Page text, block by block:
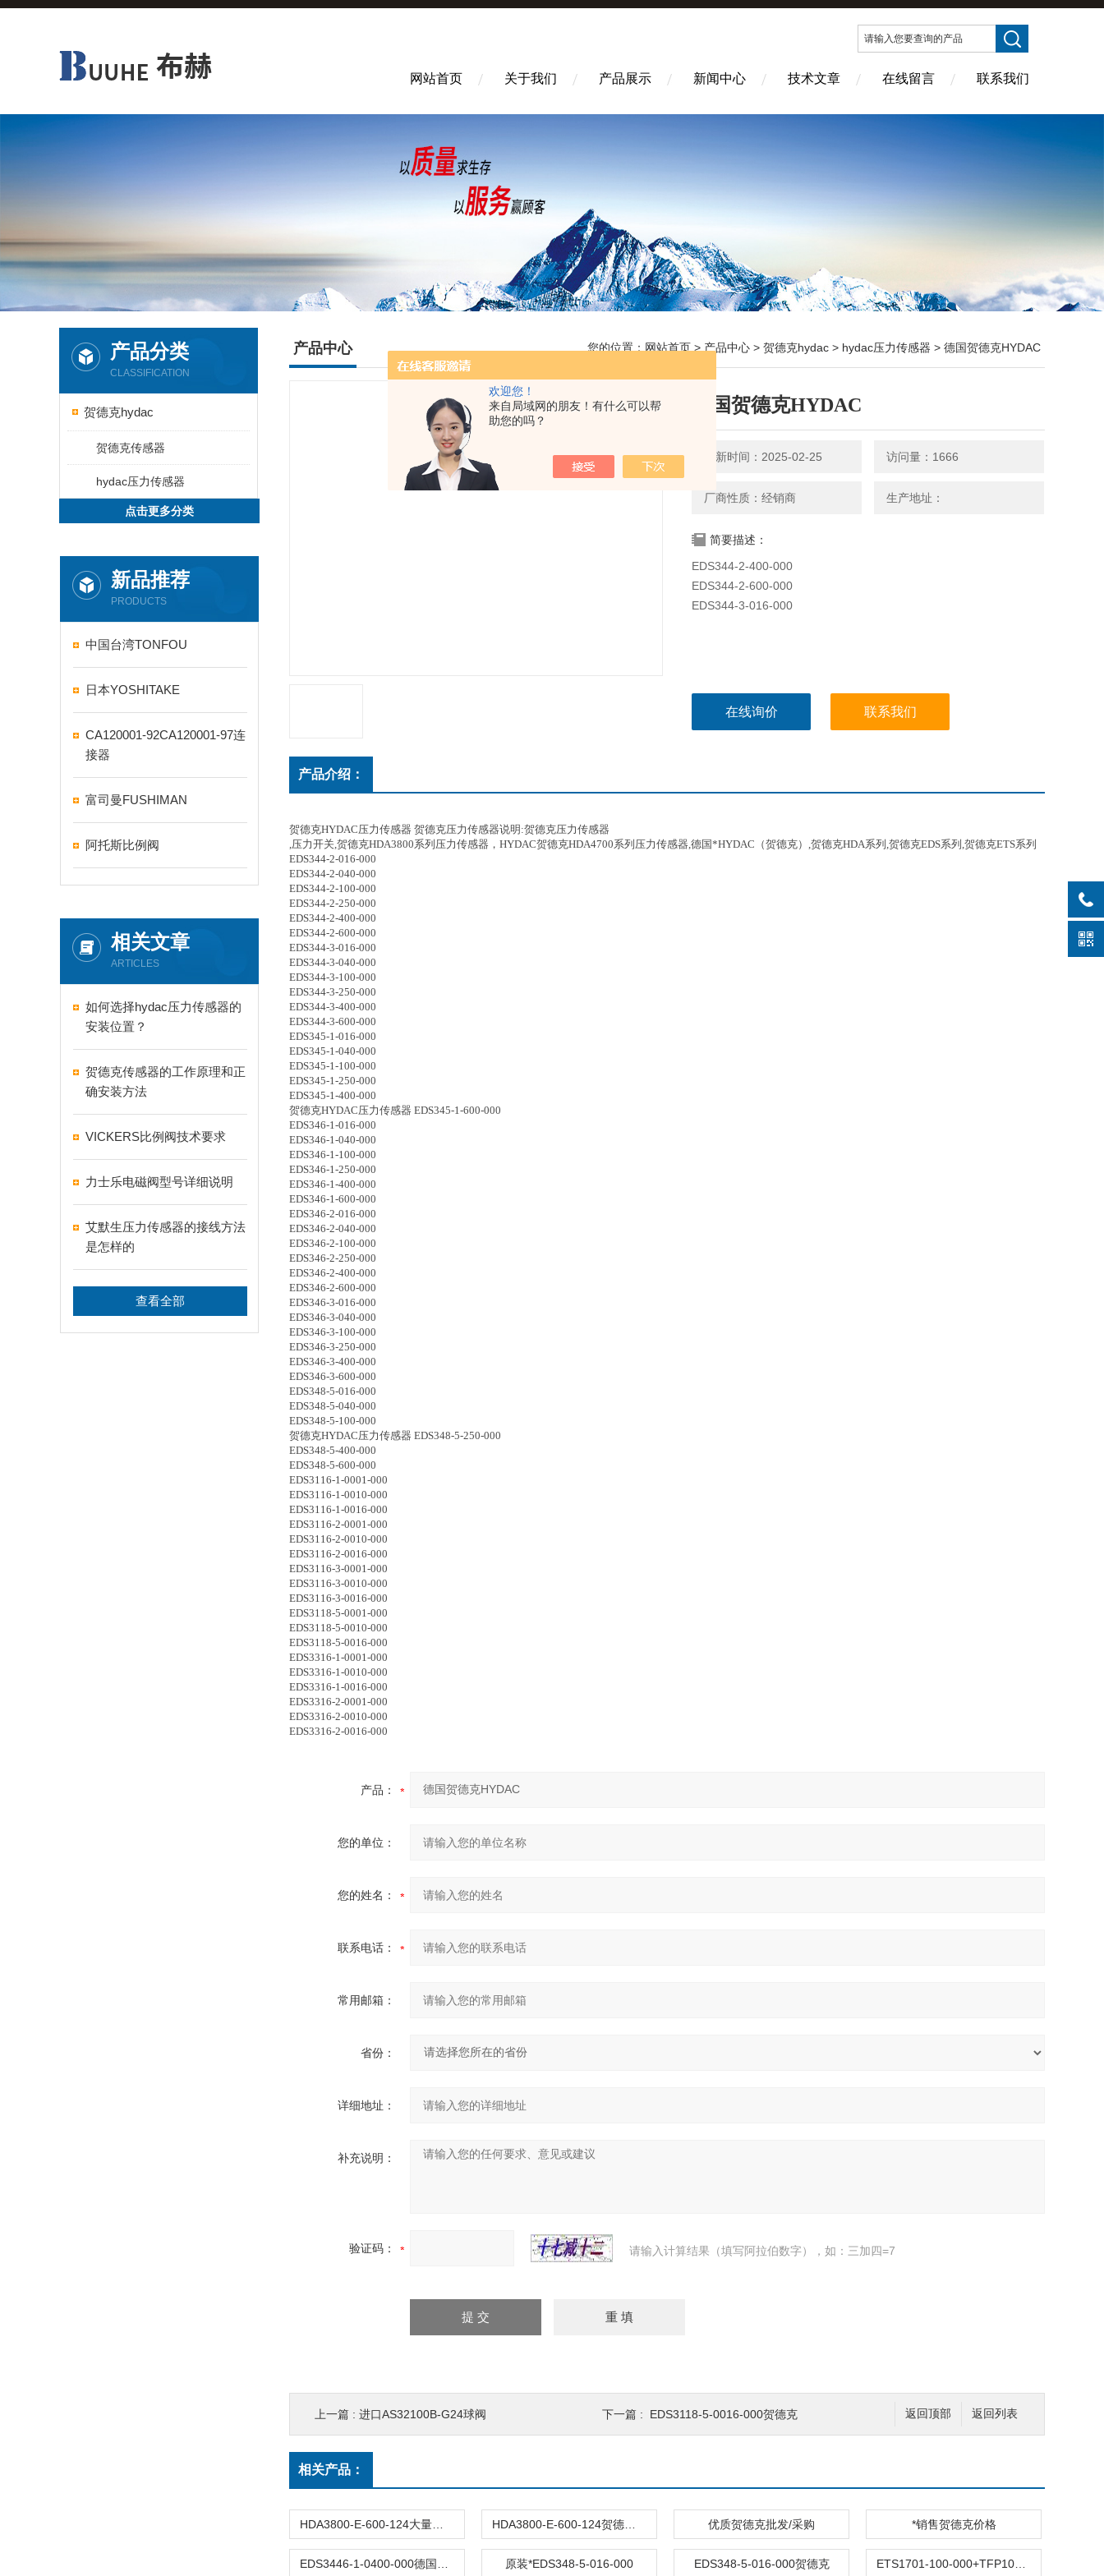
欢迎您！
来自局域网的朋友！有什么可以帮
助您的吗？
网站首页 关于我们 产品展示 新闻中心 技术文章 在线留言 联系我们
产品分类
CLASSIFICATION
贺德克hydac
贺德克传感器
hydac压力传感器
点击更多分类
新品推荐
PRODUCTS
中国台湾TONFOU
日本YOSHITAKE
CA120001-92CA120001-97连
接器
富司曼FUSHIMAN
阿托斯比例阀
相关文章
ARTICLES
如何选择hydac压力传感器的
安装位置？
贺德克传感器的工作原理和正
确安装方法
VICKERS比例阀技术要求
力士乐电磁阀型号详细说明
艾默生压力传感器的接线方法
是怎样的
查看全部
产品中心 您的位置： 网站首页 > 产品中心 > 贺德克hydac > hydac压力传感器 > 德国贺德克HYDAC
德国贺德克HYDAC
更新时间：2025-02-25 访问量：1666
厂商性质：经销商 生产地址：
简要描述：
EDS344-2-400-000
EDS344-2-600-000
EDS344-3-016-000
在线询价 联系我们
产品介绍：
贺德克HYDAC压力传感器 贺德克压力传感器说明:贺德克压力传感器
,压力开关,贺德克HDA3800系列压力传感器，HYDAC贺德克HDA4700系列压力传感器,德国*HYDAC（贺德克）,贺德克HDA系列,贺德克EDS系列,贺德克ETS系列
EDS344-2-016-000
EDS344-2-040-000
EDS344-2-100-000
EDS344-2-250-000
EDS344-2-400-000
EDS344-2-600-000
EDS344-3-016-000
EDS344-3-040-000
EDS344-3-100-000
EDS344-3-250-000
EDS344-3-400-000
EDS344-3-600-000
EDS345-1-016-000
EDS345-1-040-000
EDS345-1-100-000
EDS345-1-250-000
EDS345-1-400-000
贺德克HYDAC压力传感器 EDS345-1-600-000
EDS346-1-016-000
EDS346-1-040-000
EDS346-1-100-000
EDS346-1-250-000
EDS346-1-400-000
EDS346-1-600-000
EDS346-2-016-000
EDS346-2-040-000
EDS346-2-100-000
EDS346-2-250-000
EDS346-2-400-000
EDS346-2-600-000
EDS346-3-016-000
EDS346-3-040-000
EDS346-3-100-000
EDS346-3-250-000
EDS346-3-400-000
EDS346-3-600-000
EDS348-5-016-000
EDS348-5-040-000
EDS348-5-100-000
贺德克HYDAC压力传感器 EDS348-5-250-000
EDS348-5-400-000
EDS348-5-600-000
EDS3116-1-0001-000
EDS3116-1-0010-000
EDS3116-1-0016-000
EDS3116-2-0001-000
EDS3116-2-0010-000
EDS3116-2-0016-000
EDS3116-3-0001-000
EDS3116-3-0010-000
EDS3116-3-0016-000
EDS3118-5-0001-000
EDS3118-5-0010-000
EDS3118-5-0016-000
EDS3316-1-0001-000
EDS3316-1-0010-000
EDS3316-1-0016-000
EDS3316-2-0001-000
EDS3316-2-0010-000
EDS3316-2-0016-000
产品：
您的单位：
您的姓名：
联系电话：
常用邮箱：
省份：
详细地址：
补充说明：
验证码： 请输入计算结果（填写阿拉伯数字），如：三加四=7
返回列表
返回顶部
上一篇 : 进口AS32100B-G24球阀 下一篇 : EDS3118-5-0016-000贺德克
相关产品：
优质贺德克批发/采购 *销售贺德克价格
原装*EDS348-5-016-000 EDS348-5-016-000贺德克